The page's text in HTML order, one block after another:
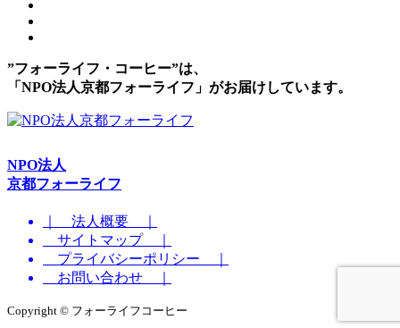
”フォーライフ・コーヒー”は、
「NPO法人京都フォーライフ」がお届けしています。
NPO法人
京都フォーライフ
｜ 法人概要 ｜
サイトマップ ｜
プライバシーポリシー ｜
お問い合わせ ｜
Copyright © フォーライフコーヒー